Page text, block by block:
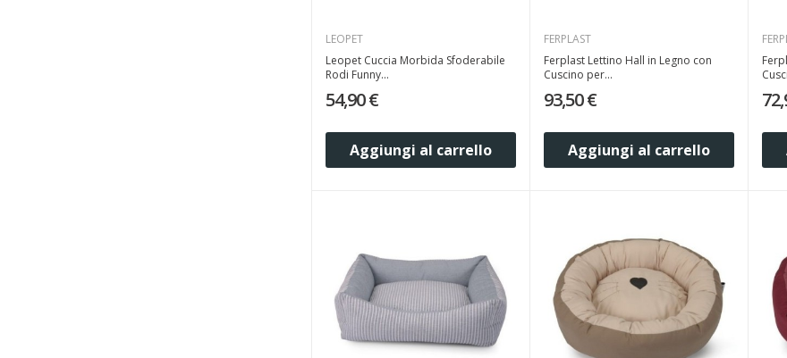
LEOPET
Leopet Cuccia Morbida Sfoderabile
Rodi Funny...
54,90 €
Aggiungi al carrello
FERPLAST
Ferplast Lettino Hall in Legno con
Cuscino per...
93,50 €
Aggiungi al carrello